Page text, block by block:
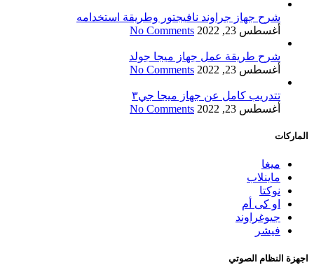
شرح جهاز جراوند نافيجتور وطريقة استخدامه
أغسطس 23, 2022
No Comments
شرح طريقة عمل جهاز ميجا جولد
أغسطس 23, 2022
No Comments
تتدريب كامل عن جهاز ميجا جي٣
أغسطس 23, 2022
No Comments
الماركات
ميغا
ماينلاب
نوكتا
او كى أم
جيوغراوند
فيشر
اجهزة النظام الصوتي